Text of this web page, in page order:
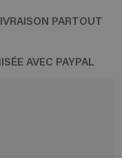
PARTOUT
AVEC PAYPAL